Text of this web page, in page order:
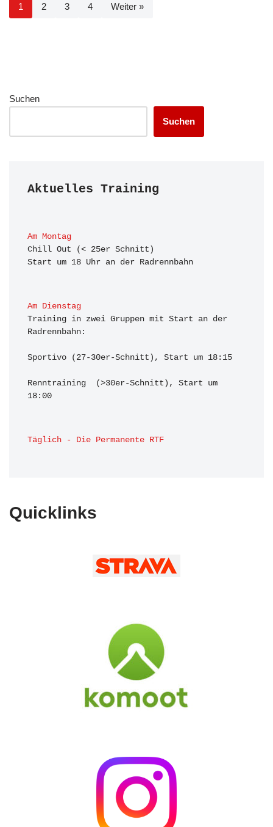
1 2 3 4 Weiter »
Suchen
Suchen
Aktuelles Training
Am Montag
Chill Out (< 25er Schnitt)
Start um 18 Uhr an der Radrennbahn
Am Dienstag
Training in zwei Gruppen mit Start an der
Radrennbahn:
Sportivo (27-30er-Schnitt), Start um 18:15
Renntraining  (>30er-Schnitt), Start um
18:00
Täglich - Die Permanente RTF
Quicklinks